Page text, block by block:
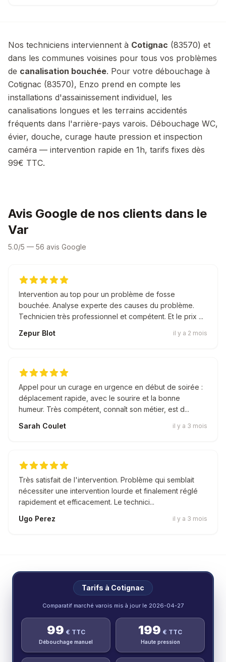
Nos techniciens interviennent à Cotignac (83570) et
dans les communes voisines pour tous vos problèmes
de canalisation bouchée. Pour votre débouchage à
Cotignac (83570), Enzo prend en compte les
installations d'assainissement individuel, les
canalisations longues et les terrains accidentés
fréquents dans l'arrière-pays varois. Débouchage WC,
évier, douche, curage haute pression et inspection
caméra — intervention rapide en 1h, tarifs fixes dès
99€ TTC.
Avis Google de nos clients dans le
Var
5.0/5 — 56 avis Google
Intervention au top pour un problème de fosse
bouchée. Analyse experte des causes du problème.
Technicien très professionnel et compétent. Et le prix ...
Zepur Blot
il y a 2 mois
Appel pour un curage en urgence en début de soirée :
déplacement rapide, avec le sourire et la bonne
humeur. Très compétent, connaît son métier, est d...
Sarah Coulet
il y a 3 mois
Très satisfait de l'intervention. Problème qui semblait
nécessiter une intervention lourde et finalement réglé
rapidement et efficacement. Le technici...
Ugo Perez
il y a 3 mois
Tarifs à Cotignac
Comparatif marché varois mis à jour le 2026-04-27
99 € TTC
Débouchage manuel
199 € TTC
Haute pression